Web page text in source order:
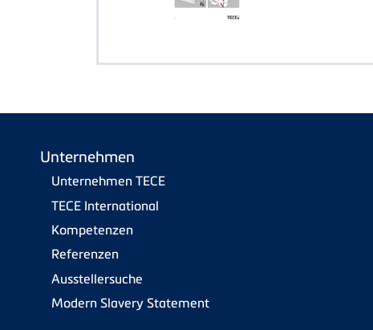
Unternehmen
Unternehmen TECE
TECE International
Kompetenzen
Referenzen
Ausstellersuche
Modern Slavery Statement